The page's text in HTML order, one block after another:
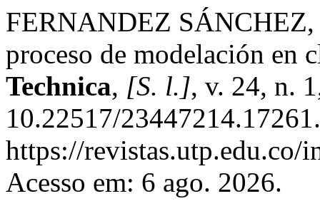
FERNANDEZ
proceso de modelación en
Technica, [S. l.], v. 24, n.
10.22517/
https://revistas.utp.edu.co/
Acesso em: 6 ago. 2026.